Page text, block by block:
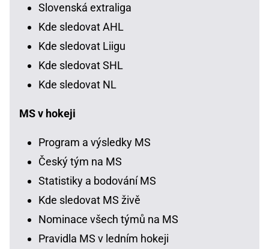
Slovenská extraliga
Kde sledovat AHL
Kde sledovat Liigu
Kde sledovat SHL
Kde sledovat NL
MS v hokeji
Program a výsledky MS
Český tým na MS
Statistiky a bodování MS
Kde sledovat MS živě
Nominace všech týmů na MS
Pravidla MS v ledním hokeji